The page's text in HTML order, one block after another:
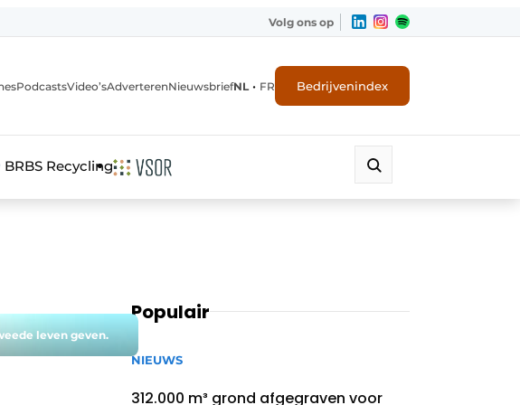
Volg ons op
PodcastsVideo’sAdverterenNieuwsbriefNL • FR Bedrijvenindex
BRBS Recycling
leven geven.
Populair
NIEUWS
312.000 m³ grond afgegraven voor